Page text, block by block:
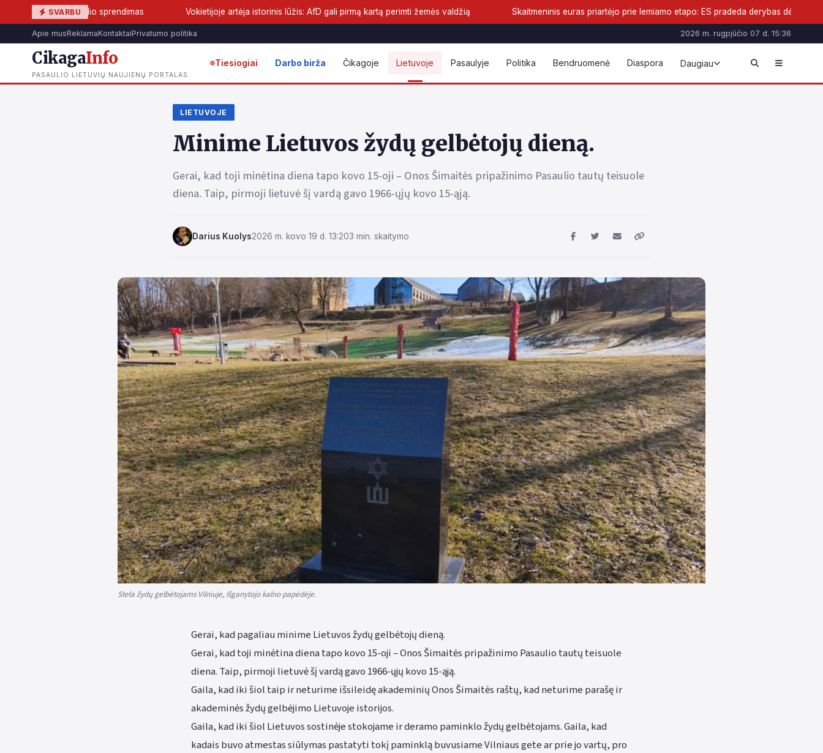
SVARBU
sprendimas Vokietijoje artėja istorinis lūžis: AfD gali pirmą kartą perimti žemės valdžią Skaitmeninis euras priartėjo prie lemiamo etapo: ES pradeda derybas dėl naujos pinigų formos
Apie musReklamaKontaktaiPrivatumo politika 2026 m. rugpjūčio 07 d. 15:36
CikagaInfo
PASAULIO LIETUVIŲ NAUJIENŲ PORTALAS
Tiesiogiai Darbo birža Čikagoje Lietuvoje Pasaulyje Politika Bendruomenė Diaspora Daugiau
LIETUVOJE
Minime Lietuvos žydų gelbėtojų dieną.
Gerai, kad toji minėtina diena tapo kovo 15-oji – Onos Šimaitės pripažinimo Pasaulio tautų teisuole
diena. Taip, pirmoji lietuvė šį vardą gavo 1966-ųjų kovo 15-ąją.
Darius Kuolys2026 m. kovo 19 d. 13:203 min. skaitymo
Stela žydų gelbėtojams Vilniuje, Išganytojo kalno papėdėje.
Gerai, kad pagaliau minime Lietuvos žydų gelbėtojų dieną.
Gerai, kad toji minėtina diena tapo kovo 15-oji – Onos Šimaitės pripažinimo Pasaulio tautų teisuole
diena. Taip, pirmoji lietuvė šį vardą gavo 1966-ųjų kovo 15-ąją.
Gaila, kad iki šiol taip ir neturime išsileidę akademinių Onos Šimaitės raštų, kad neturime parašę ir
akademinės žydų gelbėjimo Lietuvoje istorijos.
Gaila, kad iki šiol Lietuvos sostinėje stokojame ir deramo paminklo žydų gelbėtojams. Gaila, kad
kadais buvo atmestas siūlymas pastatyti tokį paminklą buvusiame Vilniaus gete ar prie jo vartų, pro